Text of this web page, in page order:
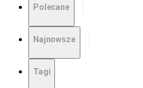
Polecane
Najnowsze
Tagi